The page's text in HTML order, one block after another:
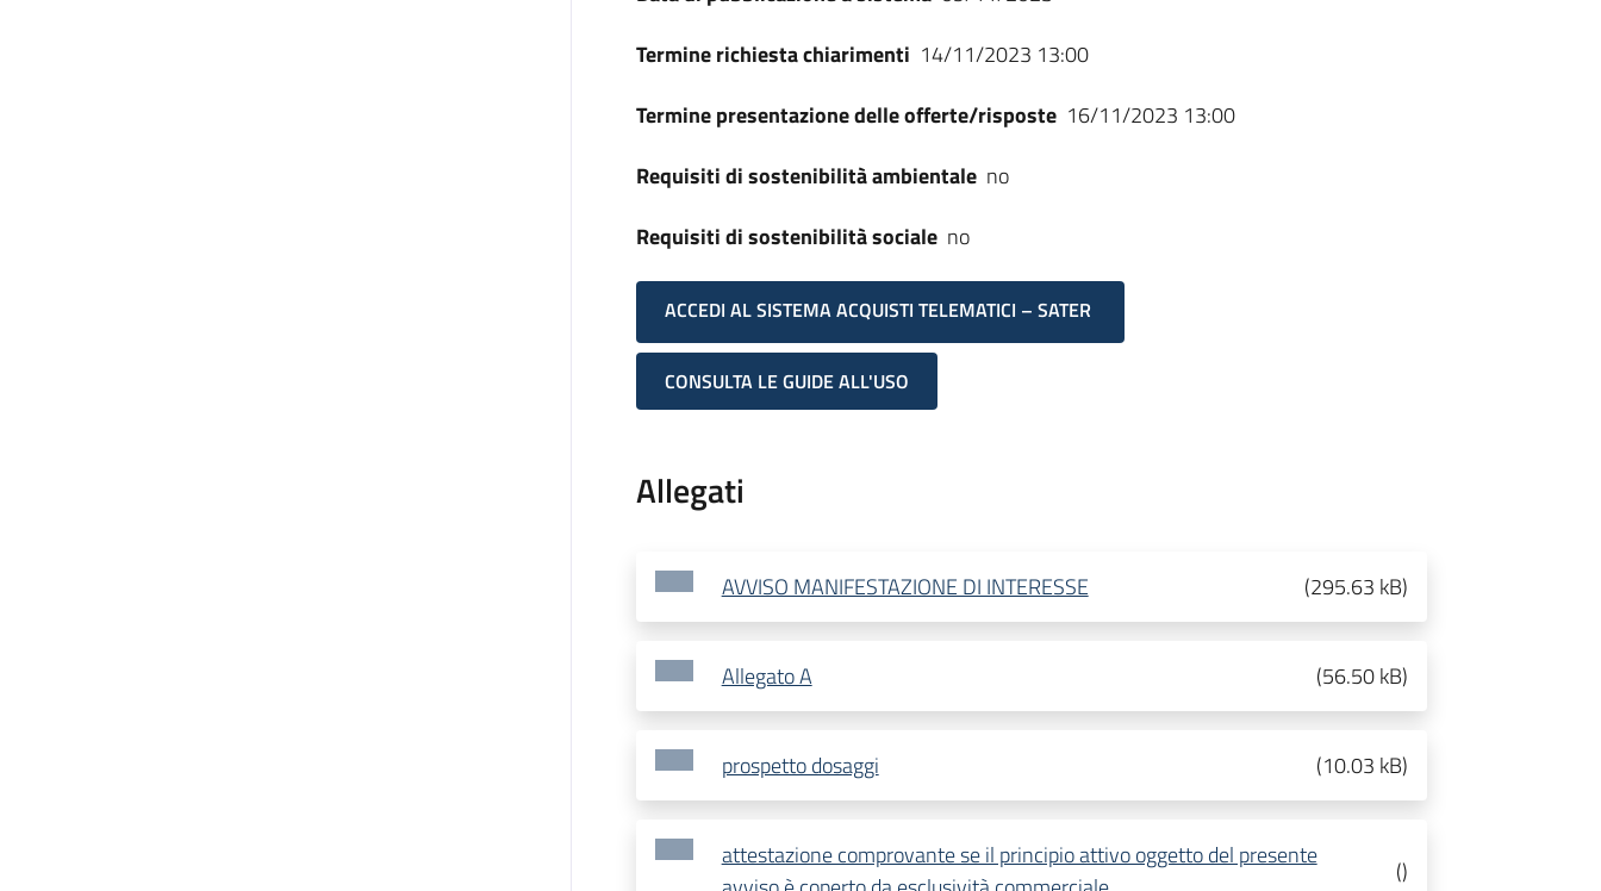
Termine richiesta chiarimenti 14/11/2023 13:00
Termine presentazione delle offerte/risposte 16/11/2023 13:00
Requisiti di sostenibilità ambientale no
Requisiti di sostenibilità sociale no
ACCEDI AL SISTEMA ACQUISTI TELEMATICI – SATER
CONSULTA LE GUIDE ALL'USO
Allegati
AVVISO MANIFESTAZIONE DI INTERESSE (295.63 kB)
Allegato A (56.50 kB)
prospetto dosaggi (10.03 kB)
attestazione comprovante se il principio attivo oggetto del presente
()